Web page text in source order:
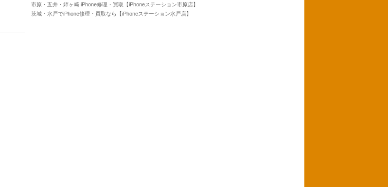
市原・五井・姉ヶ崎 iPhone修理・買取【iPhoneステーション市原店】
茨城・水戸でiPhone修理・買取なら【iPhoneステーション水戸店】